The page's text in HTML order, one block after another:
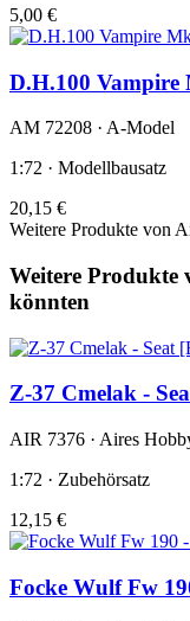
5,00 €
D.H.100
AM 72208 · A-Model
1:72 · Modellbausatz
20,15 €
Weitere Produkte von
Weitere Produkte
könnten
Z-37 Cmelak -
AIR 7376 · Aires
1:72 · Zubehörsatz
12,15 €
Focke Wulf Fw